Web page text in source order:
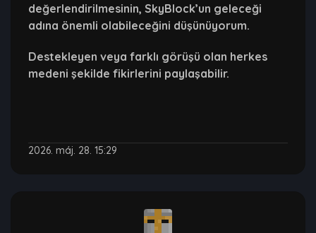
değerlendirilmesinin, SkyBlock’un geleceği
adına önemli olabileceğini düşünüyorum.
Destekleyen veya farklı görüşü olan herkes
medeni şekilde fikirlerini paylaşabilir.
2026. máj. 28. 15:29